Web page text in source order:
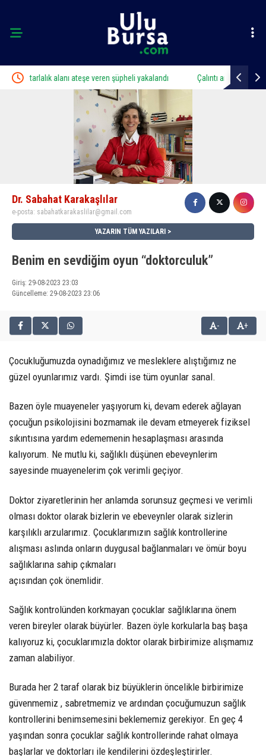
şüpheli yakalandı Çalıntı araçla 10 kilometre kaçtı, 380 bin TL ceza
Dr. Sabahat Karakaşlılar
e-posta: sabahatkarakaslilar@gmail.com
YAZARIN TÜM YAZILARI
Benim en sevdiğim oyun “doktorculuk”
Giriş: 29-08-2023 23:03
Güncelleme: 29-08-2023 23:06
- +
Çocukluğumuzda oynadığımız ve mesleklere alıştığımız ne
güzel oyunlarımız vardı. Şimdi ise tüm oyunlar sanal.
Bazen öyle muayeneler yaşıyorum ki, devam ederek ağlayan
çocuğun psikolojisini bozmamak ile devam etmeyerek fiziksel
sıkıntısına yardım edememenin hesaplaşması arasında
kalıyorum. Ne mutlu ki, sağlıklı düşünen ebeveynlerim
sayesinde muayenelerim çok verimli geçiyor.
Doktor ziyaretlerinin her anlamda sorunsuz geçmesi ve verimli
olması doktor olarak bizlerin ve ebeveynler olarak sizlerin
karşılıklı arzularımız. Çocuklarımızın sağlık kontrollerine
alışması aslında onların duygusal bağlanmaları ve ömür boyu
sağlıklarına sahip çıkmaları
açısından çok önemlidir.
Sağlık kontrolünden korkmayan çocuklar sağlıklarına önem
veren bireyler olarak büyürler. Bazen öyle korkularla baş başa
kalıyoruz ki, çocuklarımızla doktor olarak birbirimize alışmamız
zaman alabiliyor.
Burada her 2 taraf olarak biz büyüklerin öncelikle birbirimize
güvenmemiz , sabretmemiz ve ardından çocuğumuzun sağlık
kontrollerini benimsemesini beklememiz gerekiyor. En geç 4
yaşından sonra çocuklar sağlık kontrollerinde rahat olmaya
başlarlar ve doktorları ile kendilerini özdeşleştirirler.